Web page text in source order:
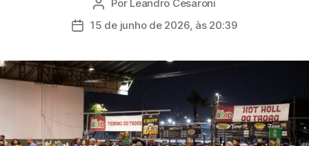
Autor
do
post
Por Leandro Cesaroni
Data15 de junho de 2026, às 20:39